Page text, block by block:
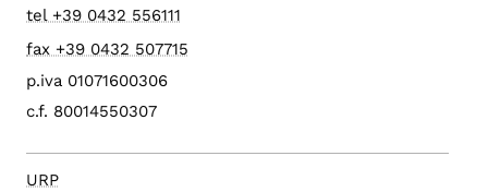
tel +39 0432 556111
fax +39 0432 507715
p.iva 01071600306
c.f. 80014550307
URP